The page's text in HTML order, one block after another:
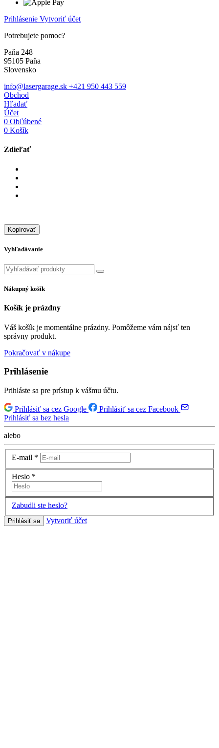
Prihlásenie Vytvoriť účet
Potrebujete pomoc?
Paňa 248
95105 Paňa
Slovensko
info@lasergarage.sk +421 950 443 559
Obchod
Hľadať
Účet
0 Obľúbené
0 Košík
Zdieľať
Kopírovať
Vyhľadávanie
Nákupný košík
Košík je prázdny
Váš košík je momentálne prázdny. Pomôžeme vám nájsť ten
správny produkt.
Pokračovať v nákupe
Prihlásenie
Prihláste sa pre prístup k vášmu účtu.
Prihlásiť sa cez Google
Prihlásiť sa cez Facebook
Prihlásiť sa bez hesla
alebo
E-mail *
Heslo *
Zabudli ste heslo?
Prihlásiť sa Vytvoriť účet